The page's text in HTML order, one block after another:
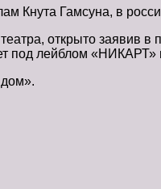
Кнута Гамсуна, в
открыто заявив
под лейблом